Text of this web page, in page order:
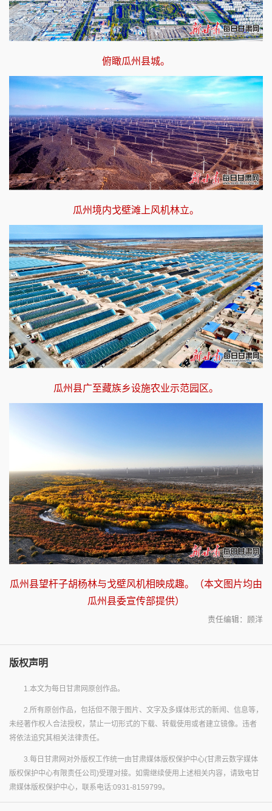
俯瞰瓜州县城。
瓜州境内戈壁滩上风机林立。
瓜州县广至藏族乡设施农业示范园区。
瓜州县望杆子胡杨林与戈壁风机相映成趣。（本文图片均由
瓜州县委宣传部提供）
责任编辑：顾洋
版权声明
1.本文为每日甘肃网原创作品。
2.所有原创作品，包括但不限于图片、文字及多媒体形式的新闻、信息等，
未经著作权人合法授权，禁止一切形式的下载、转载使用或者建立镜像。违者
将依法追究其相关法律责任。
3.每日甘肃网对外版权工作统一由甘肃媒体版权保护中心(甘肃云数字媒体
版权保护中心有限责任公司)受理对接。如需继续使用上述相关内容，请致电甘
肃媒体版权保护中心，联系电话:0931-8159799。